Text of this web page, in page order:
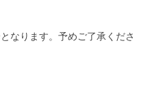
なります。予めご了承くださ